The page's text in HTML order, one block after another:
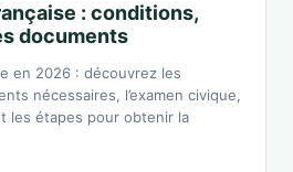
: conditions,
documents
en 2026 : découvrez les
nécessaires, l’examen civique,
les étapes pour obtenir la